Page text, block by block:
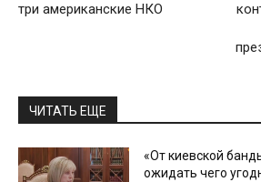
три американские НКО
ЧИТАТЬ ЕЩЕ
«От киевской
ожидать чего